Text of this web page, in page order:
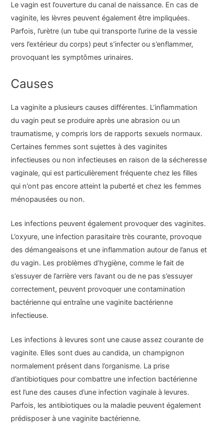
Le vagin est l’ouverture du canal de naissance. En cas de
vaginite, les lèvres peuvent également être impliquées.
Parfois, l’urètre (un tube qui transporte l’urine de la vessie
vers l’extérieur du corps) peut s’infecter ou s’enflammer,
provoquant les symptômes urinaires.
Causes
La vaginite a plusieurs causes différentes. L’inflammation
du vagin peut se produire après une abrasion ou un
traumatisme, y compris lors de rapports sexuels normaux.
Certaines femmes sont sujettes à des vaginites
infectieuses ou non infectieuses en raison de la sécheresse
vaginale, qui est particulièrement fréquente chez les filles
qui n’ont pas encore atteint la puberté et chez les femmes
ménopausées ou non.
Les infections peuvent également provoquer des vaginites.
L’oxyure, une infection parasitaire très courante, provoque
des démangeaisons et une inflammation autour de l’anus et
du vagin. Les problèmes d’hygiène, comme le fait de
s’essuyer de l’arrière vers l’avant ou de ne pas s’essuyer
correctement, peuvent provoquer une contamination
bactérienne qui entraîne une vaginite bactérienne
infectieuse.
Les infections à levures sont une cause assez courante de
vaginite. Elles sont dues au candida, un champignon
normalement présent dans l’organisme. La prise
d’antibiotiques pour combattre une infection bactérienne
est l’une des causes d’une infection vaginale à levures.
Parfois, les antibiotiques ou la maladie peuvent également
prédisposer à une vaginite bactérienne.